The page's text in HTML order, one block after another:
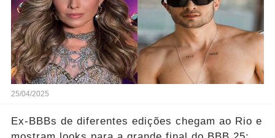
25/04/2025
Ex-BBBs de diferentes edições chegam ao Rio e